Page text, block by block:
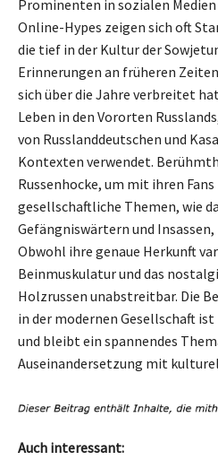
Prominenten in sozialen
Online-Hypes zeigen sich oft
die tief in der Kultur der
Erinnerungen an früheren
sich über die Jahre verbreitet
Leben in den Vororten
von Russlanddeutschen und
Kontexten verwendet.
Russenhocke, um mit ihren
gesellschaftliche Themen, wie
Gefängniswärtern und
Obwohl ihre genaue Herkunft
Beinmuskulatur und das
Holzrussen unabstreitbar. Die
in der modernen Gesellschaft
und bleibt ein spannendes
Auseinandersetzung mit
Auch interessant: